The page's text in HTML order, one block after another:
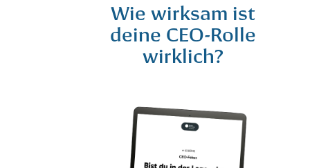
Wie wirksam ist
deine CEO-Rolle
wirklich?